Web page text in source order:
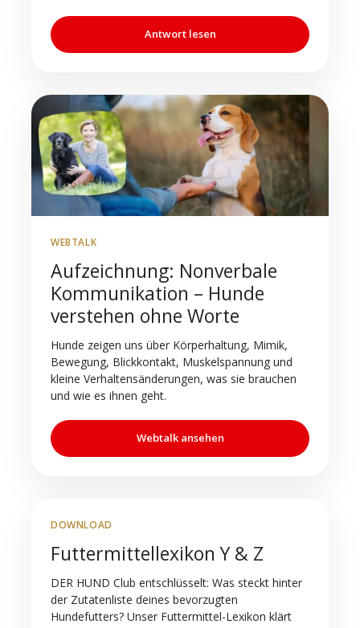
Antwort lesen
WEBTALK
Aufzeichnung: Nonverbale
Kommunikation – Hunde
verstehen ohne Worte
Hunde zeigen uns über Körperhaltung, Mimik,
Bewegung, Blickkontakt, Muskelspannung und
kleine Verhaltensänderungen, was sie brauchen
und wie es ihnen geht.
Webtalk ansehen
DOWNLOAD
Futtermittellexikon Y & Z
DER HUND Club entschlüsselt: Was steckt hinter
der Zutatenliste deines bevorzugten
Hundefutters? Unser Futtermittel-Lexikon klärt